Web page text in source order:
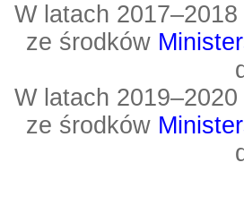
W latach
ze środków
W latach
ze środków